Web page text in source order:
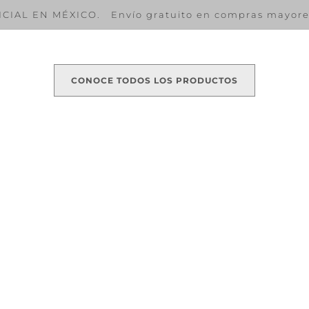
EN MÉXICO. Envío gratuito en compras
CONOCE TODOS LOS PRODUCTOS